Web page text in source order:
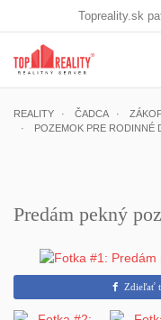
Topreality.sk
REALITY ČADCA
POZEMOK PRE RODINNÉ
Predám pekný
Zdieľať